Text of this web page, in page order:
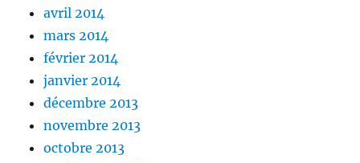
avril 2014
mars 2014
février 2014
janvier 2014
décembre 2013
novembre 2013
octobre 2013